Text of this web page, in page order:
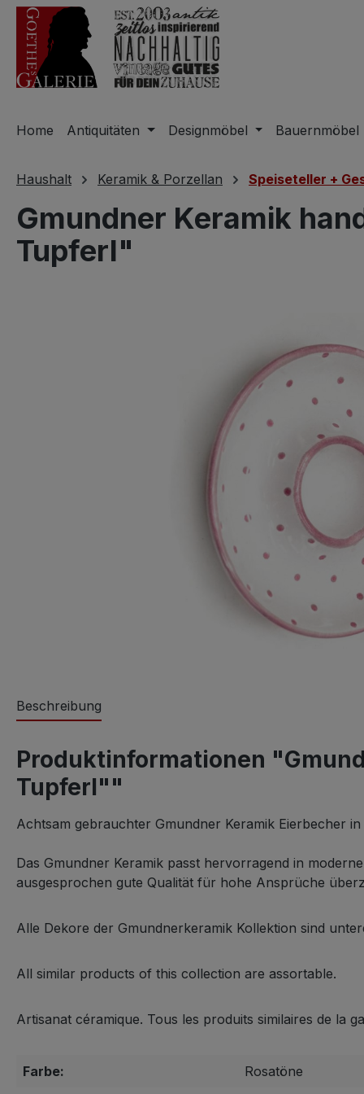
Hauptinhalt springen
Zur Suche springen
Zur Hauptnavigation springen
Home Antiquitäten Designmöbel Bauernmöbel
Haushalt Keramik & Porzellan Speiseteller +
Gmundner Keramik
Tupferl"
Beschreibung
Produktinformationen
Tupferl""
Achtsam gebrauchter Gmundner Keramik Eierbecher
Das Gmundner Keramik passt hervorragend in
ausgesprochen gute Qualität für hohe Ansprüche
Alle Dekore der Gmundnerkeramik Kollektion sind
All similar products of this collection are assortable.
Artisanat céramique. Tous les produits similaires de la
Farbe: Rosatöne